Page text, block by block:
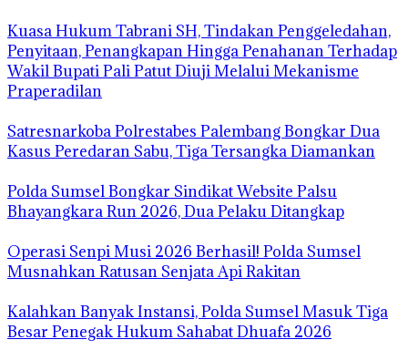
‎Kuasa Hukum Tabrani SH, Tindakan Penggeledahan,
Penyitaan, Penangkapan Hingga Penahanan Terhadap
Wakil Bupati Pali Patut Diuji Melalui Mekanisme
Praperadilan
Satresnarkoba Polrestabes Palembang Bongkar Dua
Kasus Peredaran Sabu, Tiga Tersangka Diamankan
Polda Sumsel Bongkar Sindikat Website Palsu
Bhayangkara Run 2026, Dua Pelaku Ditangkap
Operasi Senpi Musi 2026 Berhasil! Polda Sumsel
Musnahkan Ratusan Senjata Api Rakitan
Kalahkan Banyak Instansi, Polda Sumsel Masuk Tiga
Besar Penegak Hukum Sahabat Dhuafa 2026